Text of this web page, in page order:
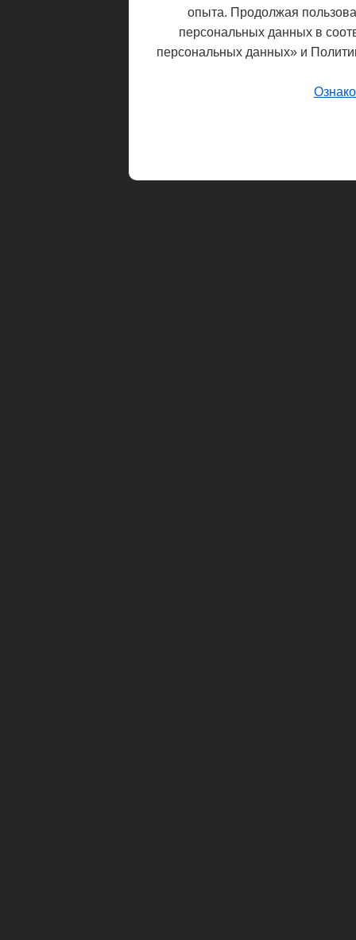
опыта. Продолжая
персональных данных в
персональных данных» и